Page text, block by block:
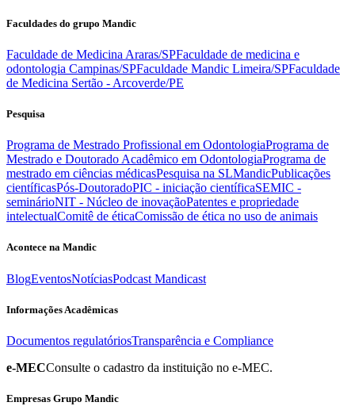
Faculdades do grupo Mandic
Faculdade de Medicina Araras/SPFaculdade de medicina e
odontologia Campinas/SPFaculdade Mandic Limeira/SPFaculdade
de Medicina Sertão - Arcoverde/PE
Pesquisa
Programa de Mestrado Profissional em OdontologiaPrograma de
Mestrado e Doutorado Acadêmico em OdontologiaPrograma de
mestrado em ciências médicasPesquisa na SLMandicPublicações
científicasPós-DoutoradoPIC - iniciação científicaSEMIC -
seminárioNIT - Núcleo de inovaçãoPatentes e propriedade
intelectualComitê de éticaComissão de ética no uso de animais
Acontece na Mandic
BlogEventosNotíciasPodcast Mandicast
Informações Acadêmicas
Documentos regulatóriosTransparência e Compliance
e-MECConsulte o cadastro da instituição no e-MEC.
Empresas Grupo Mandic